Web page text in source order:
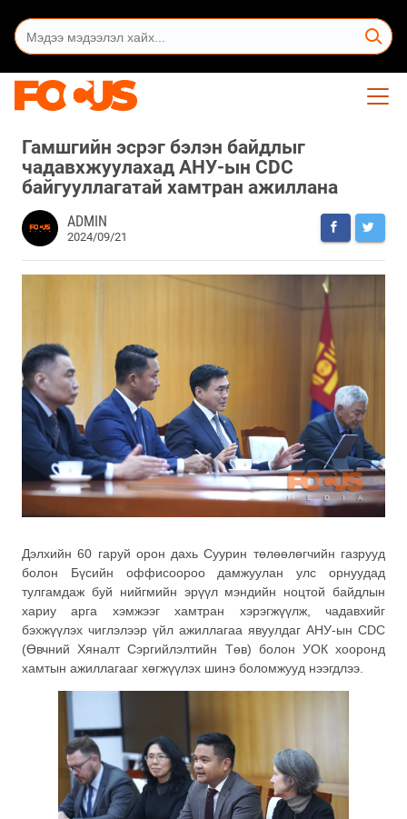
Гамшгийн эсрэг бэлэн байдлыг
чадавхжуулахад АНУ-ын CDC
байгууллагатай хамтран ажиллана
ADMIN
2024/09/21
Дэлхийн 60 гаруй орон дахь Суурин төлөөлөгчийн газрууд
болон Бүсийн оффисоороо дамжуулан улс орнуудад
тулгамдаж буй нийгмийн эрүүл мэндийн ноцтой байдлын
хариу арга хэмжээг хамтран хэрэгжүүлж, чадавхийг
бэхжүүлэх чиглэлээр үйл ажиллагаа явуулдаг АНУ-ын CDC
(Өвчний Хяналт Сэргийлэлтийн Төв) болон УОК хооронд
хамтын ажиллагааг хөгжүүлэх шинэ боломжууд нээгдлээ.